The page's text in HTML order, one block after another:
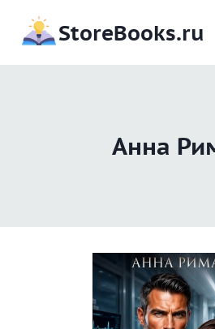
содержимому
StoreBooks.ru
Анна